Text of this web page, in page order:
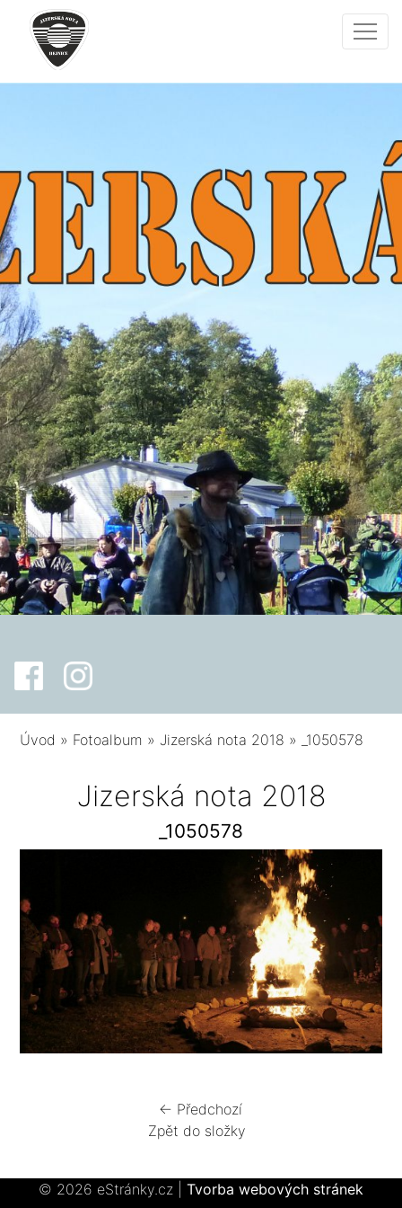
Úvod » Fotoalbum » Jizerská nota 2018 » _1050578
Jizerská nota 2018
_1050578
← Předchozí
Zpět do složky
© 2026 eStránky.cz Tvorba webových stránek